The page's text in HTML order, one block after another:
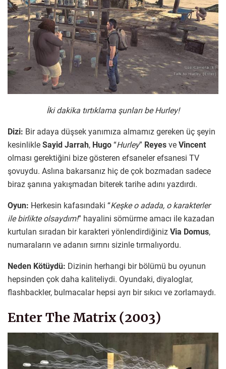
İki dakika tırtıklama şunları be Hurley!
Dizi: Bir adaya düşsek yanımıza almamız gereken üç şeyin
kesinlikle Sayid Jarrah, Hugo “Hurley” Reyes ve Vincent
olması gerektiğini bize gösteren efsaneler efsanesi TV
şovuydu. Aslına bakarsanız hiç de çok bozmadan sadece
biraz şanına yakışmadan biterek tarihe adını yazdırdı.
Oyun: Herkesin kafasındaki “Keşke o adada, o karakterler
ile birlikte olsaydım!” hayalini sömürme amacı ile kazadan
kurtulan sıradan bir karakteri yönlendirdiğiniz Via Domus,
numaraların ve adanın sırrını sizinle tırmalıyordu.
Neden Kötüydü: Dizinin herhangi bir bölümü bu oyunun
hepsinden çok daha kaliteliydi. Oyundaki, diyaloglar,
flashbackler, bulmacalar hepsi ayrı bir sıkıcı ve zorlamaydı.
Enter The Matrix (2003)